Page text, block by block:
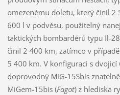
omezenému doletu, který činil 2
600 l v podvěsu, použitelný
taktických bombardérů typu Il-
činil 2 400 km, zatímco v
5 400 km. V konfiguraci s dvojicí
doprovodný MiG-15Sbis
MiGem-15bis (Fagot) z hlediska